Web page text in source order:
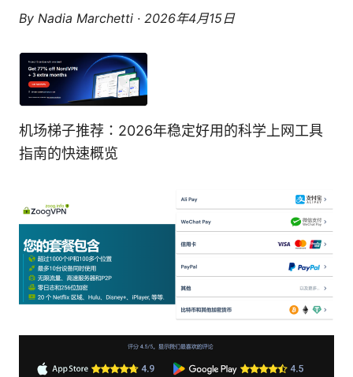
By Nadia Marchetti · 2026年4月15日
机场梯子推荐：2026年稳定好用的科学上网工具
指南的快速概览